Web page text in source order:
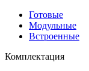
Готовые
Модульные
Встроенные
Комплектация